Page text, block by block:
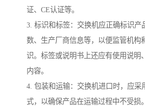
证、CE认证等。
3. 标识和标签：交换机应正确标识产
数、生产厂商信息等，以便监管机构
识。标签或说明书上还应有使用说明
内容。
4. 包装和运输：交换机进口时，应采
式，以确保产品在运输过程中不受损